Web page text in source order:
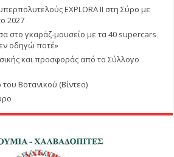
EXPLORA II στη Σύρο με
2027
στο γκαράζ-μουσείο με τα 40 supercars
οδηγώ ποτέ»
και προσφοράς από το Σύλλογο
Βοτανικού (Βίντεο)